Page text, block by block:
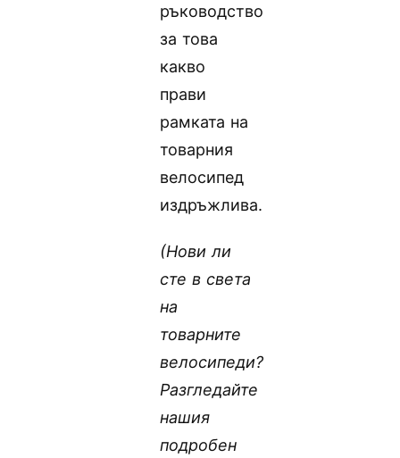
ръководство
за това
какво
прави
рамката на
товарния
велосипед
издръжлива.
(Нови ли
сте в света
на
товарните
велосипеди?
Разгледайте
нашия
подробен